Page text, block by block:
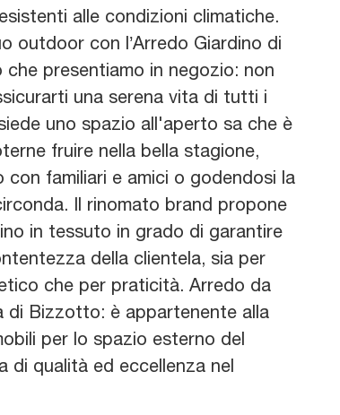
alle condizioni climatiche.
outdoor con l’Arredo Giardino di
che presentiamo in negozio: non
una serena vita di tutti i
uno spazio all'aperto sa che è
fruire nella bella stagione,
con familiari e amici o godendosi la
Il rinomato brand propone
in tessuto in grado di garantire
della clientela, sia per
che per praticità. Arredo da
di Bizzotto: è appartenente alla
per lo spazio esterno del
di qualità ed eccellenza nel